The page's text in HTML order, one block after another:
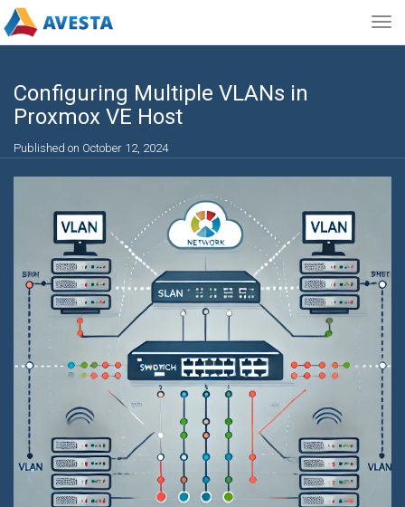
Configuring Multiple VLANs in
Proxmox VE Host
Published on October 12, 2024